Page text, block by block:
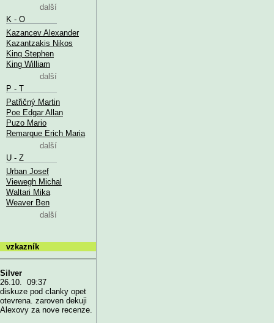
další
K - O
Kazancev Alexander
Kazantzakis Nikos
King Stephen
King William
další
P - T
Patřičný Martin
Poe Edgar Allan
Puzo Mario
Remarque Erich Maria
další
U - Z
Urban Josef
Viewegh Michal
Waltari Mika
Weaver Ben
další
vzkazník
Silver
26.10. 09:37
diskuze pod clanky opet
otevrena. zaroven dekuji
Alexovy za nove recenze.